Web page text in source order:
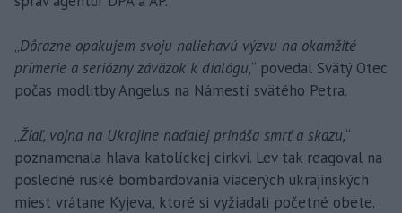
„Dôrazne opakujem svoju naliehavú výzvu na okamžité
prímerie a seriózny záväzok k dialógu,“ povedal Svätý Otec
počas modlitby Angelus na Námestí svätého Petra.
„Žiaľ, vojna na Ukrajine naďalej prináša smrť a skazu,“
poznamenala hlava katolíckej cirkvi. Lev tak reagoval na
posledné ruské bombardovania viacerých ukrajinských
miest vrátane Kyjeva, ktoré si vyžiadali početné obete.